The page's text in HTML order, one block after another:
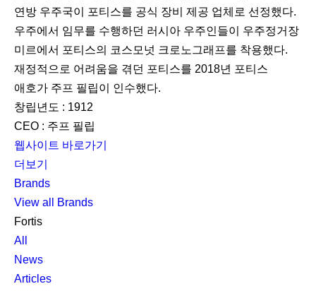
연방 우주국이 포티스를 공식 장비 제공 업체로 선정했다.
우주에서 임무를 수행하던 러시아 우주인들이 우주정거장
미르에서 포티스의 코스모넛 크로노그래프를 착용했다.
재정적으로 어려움을 겪던 포티스를 2018년 포티스
애호가 주프 필립이 인수했다.
창립년도 : 1912
CEO : 주프 필립
웹사이트 바로가기
더보기
Brands
View all Brands
Fortis
All
News
Articles